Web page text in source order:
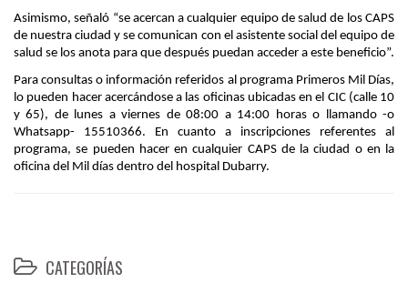
Asimismo, señaló “se acercan a cualquier equipo de salud de los CAPS
de nuestra ciudad y se comunican con el asistente social del equipo de
salud se los anota para que después puedan acceder a este beneficio”.
Para consultas o información referidos al programa Primeros Mil Días,
lo pueden hacer acercándose a las oficinas ubicadas en el CIC (calle 10
y 65), de lunes a viernes de 08:00 a 14:00 horas o llamando -o
Whatsapp- 15510366. En cuanto a inscripciones referentes al
programa, se pueden hacer en cualquier CAPS de la ciudad o en la
oficina del Mil días dentro del hospital Dubarry.
CATEGORÍAS